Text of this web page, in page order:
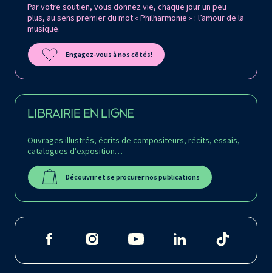
Par votre soutien, vous donnez vie, chaque jour un peu
plus, au sens premier du mot « Philharmonie » : l’amour de la
musique.
Engagez-vous à nos côtés!
LIBRAIRIE EN LIGNE
Ouvrages illustrés, écrits de compositeurs, récits, essais,
catalogues d’exposition…
Découvrir et se procurer nos publications